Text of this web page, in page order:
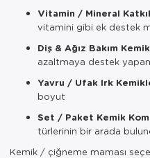
Vitamin / Mineral
vitamini gibi ek destek
Diş & Ağız Bakım
azaltmaya destek
Yavru / Ufak Irk
boyut
Set / Paket Kemik
türlerinin bir arada
Kemik / çiğneme maması